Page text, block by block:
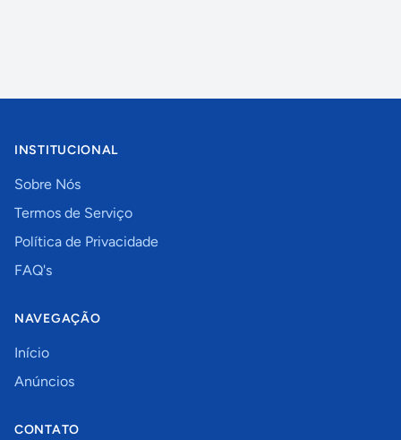
INSTITUCIONAL
Sobre Nós
Termos de Serviço
Política de Privacidade
FAQ's
NAVEGAÇÃO
Início
Anúncios
CONTATO